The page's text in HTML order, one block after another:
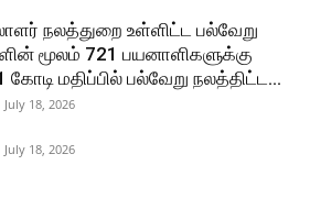
நலத்துறை உள்ளிட்ட பல்வேறு
மூலம் 721 பயனாளிகளுக்கு
கோடி மதிப்பில் பல்வேறு நலத்திட்ட...
July 18, 2026
July 18, 2026